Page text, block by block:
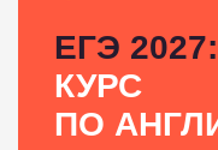
ЕГЭ 2027:
КУРС
ПО